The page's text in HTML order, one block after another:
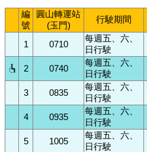
編
號
圓山轉運站
(玉門)
行駛期間
1 0710
每週五、六、
日行駛
2
0740
每週五、六、
日行駛
3
0835
每週五、六、
日行駛
4
0935
每週五、六、
日行駛
5
1005
每週五、六、
日行駛